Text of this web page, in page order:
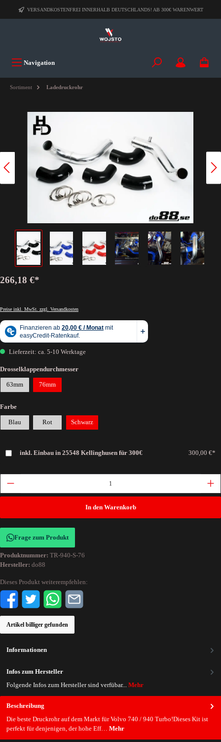
VERSANDKOSTENFREI INNERHALB DEUTSCHLANDS! AB 300€ WARENWERT
Navigation
Sortiment Ladedruckrohr
266,18 €*
Preise inkl. MwSt. zzgl. Versandkosten
Lieferzeit: ca. 5-10 Werktage
Drosselklappendurchmesser
63mm 76mm
Farbe
Blau Rot Schwarz
inkl. Einbau in 25548 Kellinghusen für 300€ 300,00 €*
In den Warenkorb
Frage zum Produkt
Produktnummer: TR-940-S-76
Hersteller: do88
Dieses Produkt weiterempfehlen:
Artikel billiger gefunden
Beschreibung
Die beste Druckrohr auf dem Markt für Volvo 740 / 940 Turbo!Dieses Kit ist
perfekt für denjenigen, der hohe Eff… Mehr
Informationen
Infos zum Hersteller
Folgende Infos zum Hersteller sind verfübar... Mehr